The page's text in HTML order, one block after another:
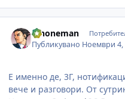
iPhoneman
Публикувано Ноември 4,
Е именно де, 3Г,
вече и разговори. От